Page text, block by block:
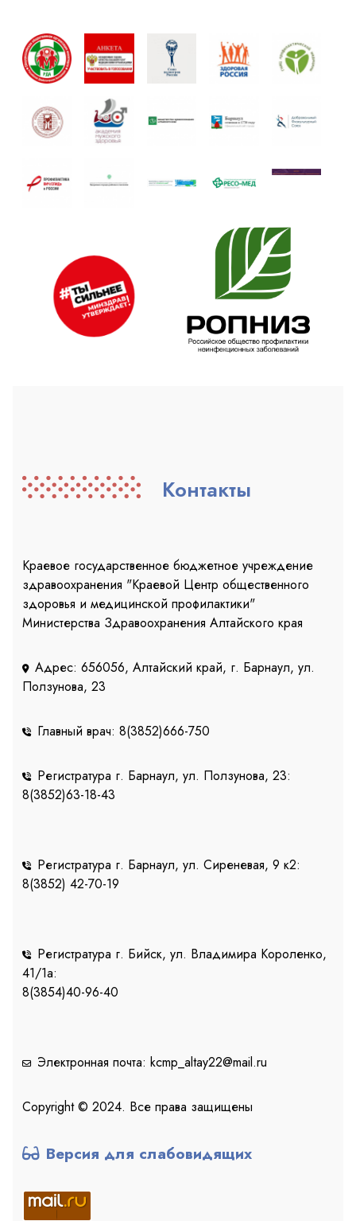
Контакты
Краевое государственное бюджетное учреждение
здравоохранения "Краевой Центр общественного
здоровья и медицинской профилактики"
Министерства Здравоохранения Алтайского края
Адрес: 656056, Алтайский край, г. Барнаул, ул.
Ползунова, 23
Главный врач: 8(3852)666-750
Регистратура г. Барнаул, ул. Ползунова, 23:
8(3852)63-18-43
Регистратура г. Барнаул, ул. Сиреневая, 9 к2:
8(3852) 42-70-19
Регистратура г. Бийск, ул. Владимира Короленко,
41/1a:
8(3854)40-96-40
Электронная почта: kcmp_altay22@mail.ru
Copyright © 2024. Все права защищены
Версия для слабовидящих